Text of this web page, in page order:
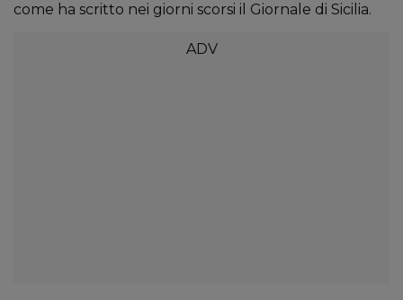
come ha scritto nei giorni scorsi il Giornale di Sicilia.